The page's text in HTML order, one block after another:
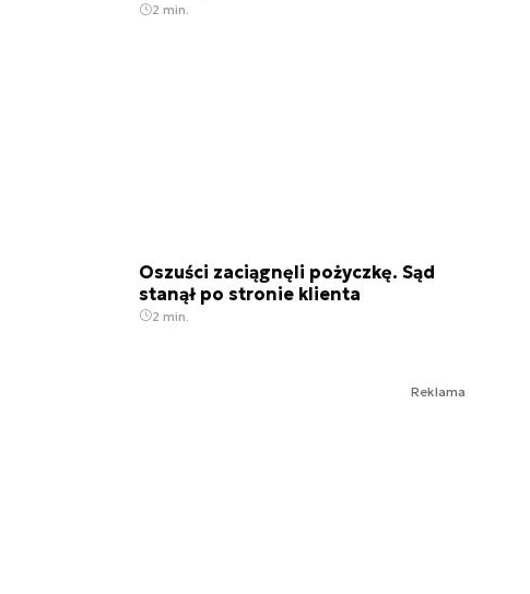
2 min.
Oszuści zaciągnęli pożyczkę. Sąd
stanął po stronie klienta
2 min.
Reklama